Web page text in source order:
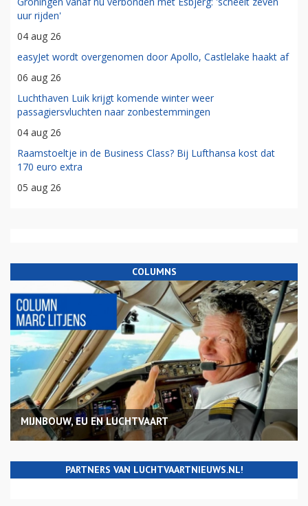
uur rijden'
04 aug 26
easyJet wordt overgenomen door Apollo, Castlelake haakt af
06 aug 26
Luchthaven Luik krijgt komende winter weer
passagiersvluchten naar zonbestemmingen
04 aug 26
Raamstoeltje in de Business Class? Bij Lufthansa kost dat
170 euro extra
05 aug 26
COLUMNS
MIJNBOUW, EU EN LUCHTVAART
PARTNERS VAN LUCHTVAARTNIEUWS.NL!